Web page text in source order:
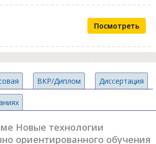
Посмотреть
ВКР/Диплом Диссертация
Новые технологии
ориентированного обучения